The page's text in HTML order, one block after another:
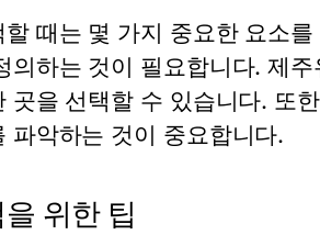
때는 몇 가지 중요한 요소
의하는 것이 필요합니다. 제
곳을 선택할 수 있습니다. 또
파악하는 것이 중요합니다.
위한 팁